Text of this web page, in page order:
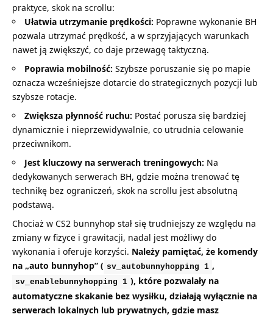
praktyce, skok na scrollu:
Ułatwia utrzymanie prędkości: Poprawne wykonanie BH
pozwala utrzymać prędkość, a w sprzyjających warunkach
nawet ją zwiększyć, co daje przewagę taktyczną.
Poprawia mobilność: Szybsze poruszanie się po mapie
oznacza wcześniejsze dotarcie do strategicznych pozycji lub
szybsze rotacje.
Zwiększa płynność ruchu: Postać porusza się bardziej
dynamicznie i nieprzewidywalnie, co utrudnia celowanie
przeciwnikom.
Jest kluczowy na serwerach treningowych: Na
dedykowanych serwerach BH, gdzie można trenować tę
technikę bez ograniczeń, skok na scrollu jest absolutną
podstawą.
Chociaż w CS2 bunnyhop stał się trudniejszy ze względu na
zmiany w fizyce i grawitacji, nadal jest możliwy do
wykonania i oferuje korzyści. Należy pamiętać, że komendy
na „auto bunnyhop” ( sv_autobunnyhopping 1 ,
sv_enablebunnyhopping 1 ), które pozwalały na
automatyczne skakanie bez wysiłku, działają wyłącznie na
serwerach lokalnych lub prywatnych, gdzie masz